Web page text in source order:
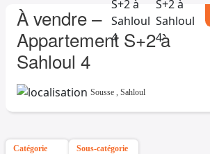
À vendre –
Appartement S+2 à
Sahloul 4
Sousse , Sahloul
Catégorie Sous-catégorie